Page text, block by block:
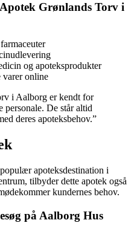
Grønlands Torv i
og apoteksprodukter
varer online
i Aalborg er kendt for
personale. De står altid
deres apoteksbehov.”
apoteksdestination i
tilbyder dette apotek også
kundernes behov.
på Aalborg Hus